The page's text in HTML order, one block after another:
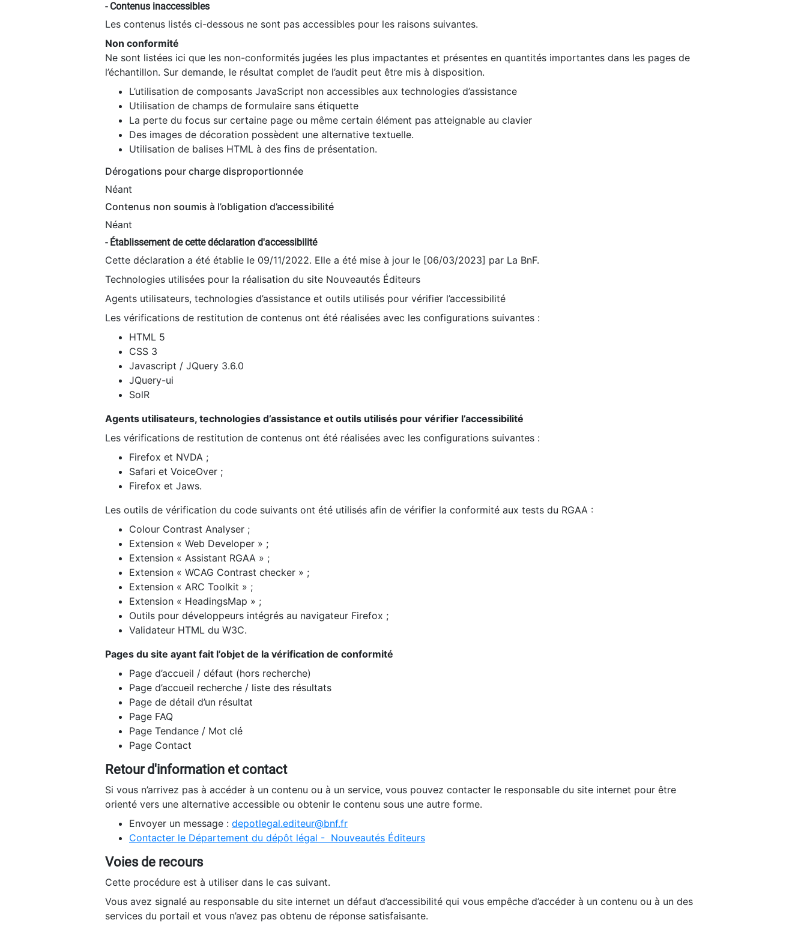
- Contenus inaccessibles
Les contenus listés ci-dessous ne sont pas accessibles pour les raisons suivantes.
Non conformité
Ne sont listées ici que les non-conformités jugées les plus impactantes et présentes en quantités importantes dans les pages de
l’échantillon. Sur demande, le résultat complet de l’audit peut être mis à disposition.
L’utilisation de composants JavaScript non accessibles aux technologies d’assistance
Utilisation de champs de formulaire sans étiquette
La perte du focus sur certaine page ou même certain élément pas atteignable au clavier
Des images de décoration possèdent une alternative textuelle.
Utilisation de balises HTML à des fins de présentation.
Dérogations pour charge disproportionnée
Néant
Contenus non soumis à l’obligation d’accessibilité
Néant
- Établissement de cette déclaration d'accessibilité
Cette déclaration a été établie le 09/11/2022. Elle a été mise à jour le [06/03/2023] par La BnF.
Technologies utilisées pour la réalisation du site Nouveautés Éditeurs
Agents utilisateurs, technologies d’assistance et outils utilisés pour vérifier l’accessibilité
Les vérifications de restitution de contenus ont été réalisées avec les configurations suivantes :
HTML 5
CSS 3
Javascript / JQuery 3.6.0
JQuery-ui
SolR
Agents utilisateurs, technologies d’assistance et outils utilisés pour vérifier l’accessibilité
Les vérifications de restitution de contenus ont été réalisées avec les configurations suivantes :
Firefox et NVDA ;
Safari et VoiceOver ;
Firefox et Jaws.
Les outils de vérification du code suivants ont été utilisés afin de vérifier la conformité aux tests du RGAA :
Colour Contrast Analyser ;
Extension « Web Developer » ;
Extension « Assistant RGAA » ;
Extension « WCAG Contrast checker » ;
Extension « ARC Toolkit » ;
Extension « HeadingsMap » ;
Outils pour développeurs intégrés au navigateur Firefox ;
Validateur HTML du W3C.
Pages du site ayant fait l’objet de la vérification de conformité
Page d’accueil / défaut (hors recherche)
Page d’accueil recherche / liste des résultats
Page de détail d’un résultat
Page FAQ
Page Tendance / Mot clé
Page Contact
Retour d'information et contact
Si vous n’arrivez pas à accéder à un contenu ou à un service, vous pouvez contacter le responsable du site internet pour être
orienté vers une alternative accessible ou obtenir le contenu sous une autre forme.
Envoyer un message : depotlegal.editeur@bnf.fr
Contacter le Département du dépôt légal - Nouveautés Éditeurs
Voies de recours
Cette procédure est à utiliser dans le cas suivant.
Vous avez signalé au responsable du site internet un défaut d’accessibilité qui vous empêche d’accéder à un contenu ou à un des
services du portail et vous n’avez pas obtenu de réponse satisfaisante.